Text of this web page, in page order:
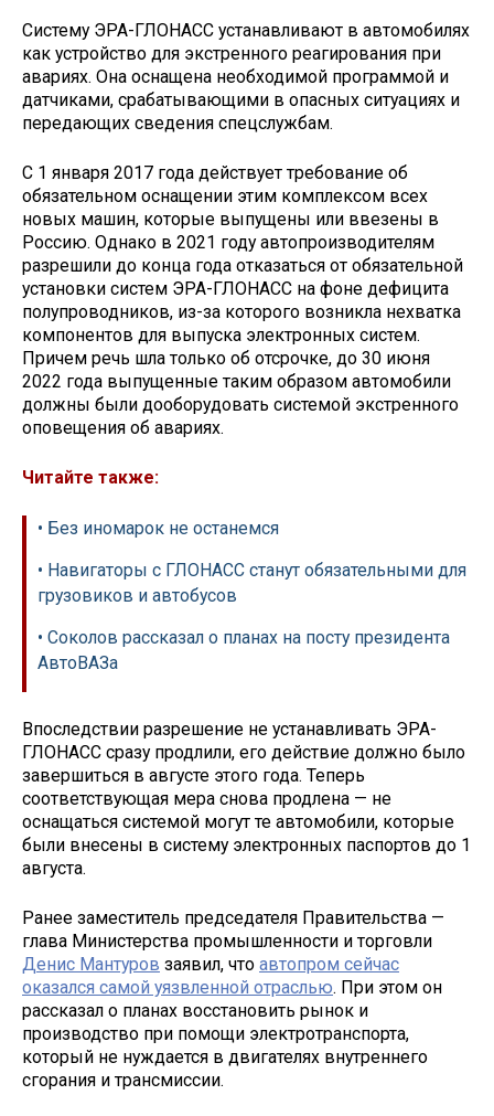
Систему ЭРА-ГЛОНАСС устанавливают в автомобилях
как устройство для экстренного реагирования при
авариях. Она оснащена необходимой программой и
датчиками, срабатывающими в опасных ситуациях и
передающих сведения спецслужбам.
С 1 января 2017 года действует требование об
обязательном оснащении этим комплексом всех
новых машин, которые выпущены или ввезены в
Россию. Однако в 2021 году автопроизводителям
разрешили до конца года отказаться от обязательной
установки систем ЭРА-ГЛОНАСС на фоне дефицита
полупроводников, из-за которого возникла нехватка
компонентов для выпуска электронных систем.
Причем речь шла только об отсрочке, до 30 июня
2022 года выпущенные таким образом автомобили
должны были дооборудовать системой экстренного
оповещения об авариях.
Читайте также:
• Без иномарок не останемся
• Навигаторы с ГЛОНАСС станут обязательными для
грузовиков и автобусов
• Соколов рассказал о планах на посту президента
АвтоВАЗа
Впоследствии разрешение не устанавливать ЭРА-
ГЛОНАСС сразу продлили, его действие должно было
завершиться в августе этого года. Теперь
соответствующая мера снова продлена — не
оснащаться системой могут те автомобили, которые
были внесены в систему электронных паспортов до 1
августа.
Ранее заместитель председателя Правительства —
глава Министерства промышленности и торговли
Денис Мантуров заявил, что автопром сейчас
оказался самой уязвленной отраслью. При этом он
рассказал о планах восстановить рынок и
производство при помощи электротранспорта,
который не нуждается в двигателях внутреннего
сгорания и трансмиссии.